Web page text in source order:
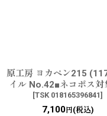
原工房 ヨカペン215
イル No.42■ネコポス対
[TSK 018165396841]
7,100円(税込)